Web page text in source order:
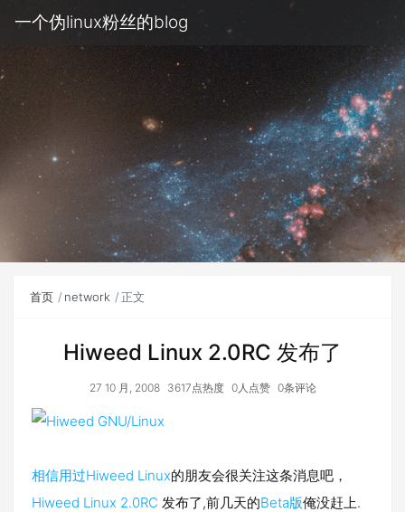
一个伪linux粉丝的blog
首页 network 正文
Hiweed Linux 2.0RC 发布了
27 10 月, 2008 3617点热度 0人点赞 0条评论
相信用过Hiweed Linux的朋友会很关注这条消息吧，
Hiweed Linux 2.0RC 发布了,前几天的Beta版俺没赶上.